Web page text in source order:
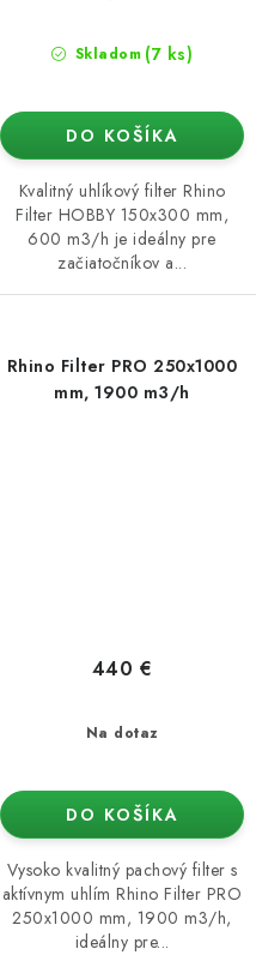
Skladom (7 ks)
DO KOŠÍKA
Kvalitný uhlíkový filter Rhino
Filter HOBBY 150x300 mm,
600 m3/h je ideálny pre
začiatočníkov a...
Rhino Filter PRO 250x1000
mm, 1900 m3/h
Na dotaz
440 €
DO KOŠÍKA
Vysoko kvalitný pachový filter s
aktívnym uhlím Rhino Filter PRO
250x1000 mm, 1900 m3/h,
ideálny pre...